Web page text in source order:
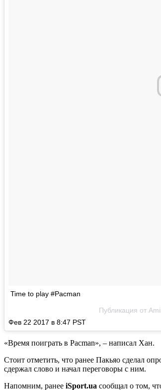
Time to play #Pacman
Публикация от
Фев 22 2017 в 8:47 PST
«Время поиграть в Pacman», – написал Хан.
Стоит отметить, что ранее Пакьяо сделал
сдержал слово и начал переговоры с ним.
Напомним, ранее iSport.ua сообщал о том,